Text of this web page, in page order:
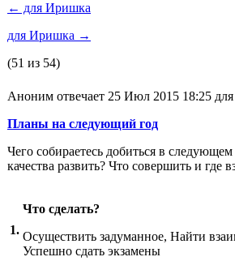
← для Иришка
для Иришка →
(51 из 54)
Аноним отвечает 25 Июл 2015 18:25 для
Планы на следующий год
Чего собираетесь добиться в
качества развить? Что совершить и где
1.
Что сделать?
Осуществить задуманное, Найти
Успешно сдать экзамены